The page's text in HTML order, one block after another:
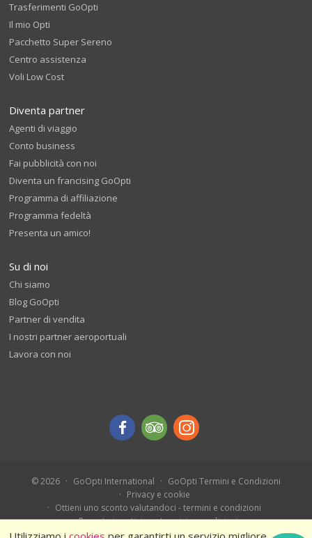
Trasferimenti GoOpti
Il mio Opti
Pacchetto Super Sereno
Centro assistenza
Voli Low Cost
Diventa partner
Agenti di viaggio
Conto business
Fai pubblicità con noi
Diventa un francising GoOpti
Programma di affiliazione
Programma fedeltà
Presenta un amico!
Su di noi
Chi siamo
Blog GoOpti
Partner di vendita
I nostri partner aeroportuali
Lavora con noi
© 2026 GoOpti International
GoOpti Termini e Condizioni
Privacy e cookie
Ottieni uno sconto valutandoci - termini e condizioni
Prenota in anticipo - termini e condizioni
Ferragosto 2026 – Termini e condizioni